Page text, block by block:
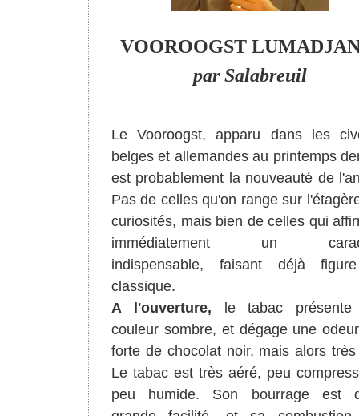
VOOROOGST
par Salabreuil
Le Vooroogst, apparu dans les
belges et allemandes au printemps
est probablement la nouveauté de
Pas de celles qu'on range sur
curiosités, mais bien de celles qui
immédiatement un
indispensable, faisant déjà
classique.
A l'ouverture, le tabac présente
couleur sombre, et dégage une
forte de chocolat noir, mais alors très
Le tabac est très aéré, peu
peu humide. Son bourrage est